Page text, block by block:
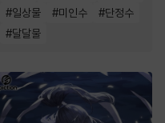
#일상물 #미인수 #단정수
#달달물